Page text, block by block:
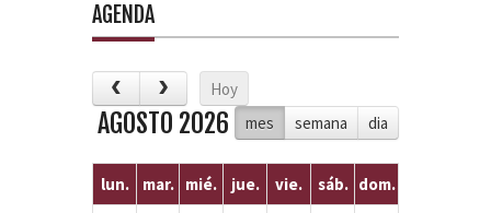
AGENDA
Hoy
mes
semana dia
AGOSTO 2026
lun. mar. mié. jue. vie. sáb. dom.